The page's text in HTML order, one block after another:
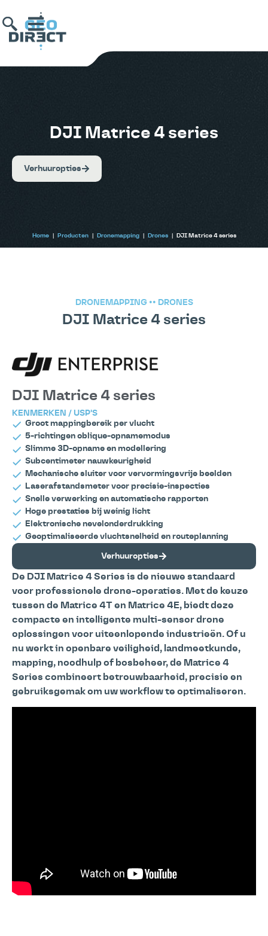
DJI Matrice 4 series
Verhuuropties
Home| Producten| Dronemapping| Drones| DJI Matrice 4 series
DRONEMAPPING •• DRONES
DJI Matrice 4 series
De DJI Matrice 4 Series is de nieuwe standaard
voor professionele drone-operaties. Met de keuze
tussen de Matrice 4T en Matrice 4E, biedt deze
compacte en intelligente multi-sensor drone
oplossingen voor uiteenlopende industrieën. Of u
nu werkt in openbare veiligheid, landmeetkunde,
mapping, noodhulp of bosbeheer, de Matrice 4
Series combineert betrouwbaarheid, precisie en
gebruiksgemak om uw workflow te optimaliseren.
DJI Matrice 4 series
KENMERKEN / USP'S
Groot mappingbereik per vlucht
5-richtingen oblique-opnamemodus
Slimme 3D-opname en modellering
Subcentimeter nauwkeurigheid
Mechanische sluiter voor vervormingsvrije beelden
Laserafstandsmeter voor precisie-inspecties
Snelle verwerking en automatische rapporten
Hoge prestaties bij weinig licht
Elektronische nevelonderdrukking
Geoptimaliseerde vluchtsnelheid en routeplanning
Verhuuropties